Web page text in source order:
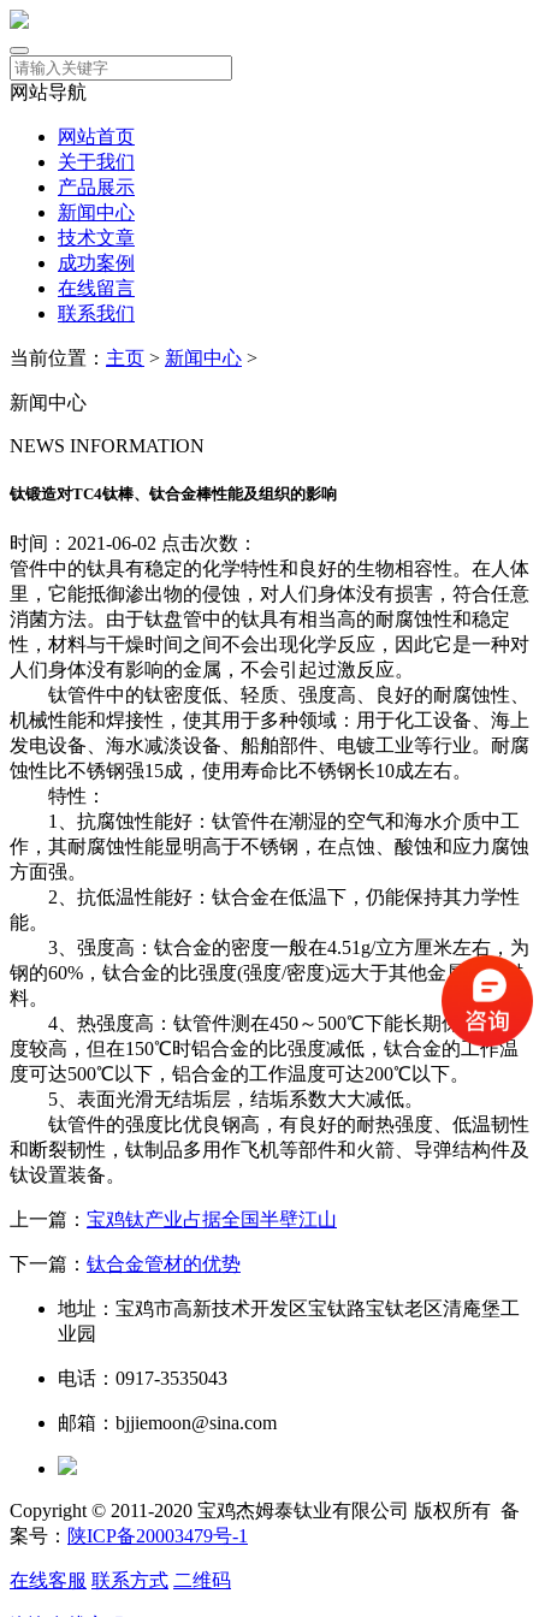
网站导航
网站首页
关于我们
产品展示
新闻中心
技术文章
成功案例
在线留言
联系我们
当前位置： 主页 > 新闻中心 >
新闻中心
NEWS INFORMATION
钛锻造对TC4钛棒、钛合金棒性能及组织的影响
时间：2021-06-02 点击次数：
管件中的钛具有稳定的化学特性和良好的生物相容性。在人体
里，它能抵御渗出物的侵蚀，对人们身体没有损害，符合任意
消菌方法。由于钛盘管中的钛具有相当高的耐腐蚀性和稳定
性，材料与干燥时间之间不会出现化学反应，因此它是一种对
人们身体没有影响的金属，不会引起过激反应。
钛管件中的钛密度低、轻质、强度高、良好的耐腐蚀性、
机械性能和焊接性，使其用于多种领域：用于化工设备、海上
发电设备、海水减淡设备、船舶部件、电镀工业等行业。耐腐
蚀性比不锈钢强15成，使用寿命比不锈钢长10成左右。
特性：
1、抗腐蚀性能好：钛管件在潮湿的空气和海水介质中工
作，其耐腐蚀性能显明高于不锈钢，在点蚀、酸蚀和应力腐蚀
方面强。
2、抗低温性能好：钛合金在低温下，仍能保持其力学性
能。
3、强度高：钛合金的密度一般在4.51g/立方厘米左右，为
钢的60%，钛合金的比强度(强度/密度)远大于其他金属结构材
料。
4、热强度高：钛管件测在450～500℃下能长期保持，强
度较高，但在150℃时铝合金的比强度减低，钛合金的工作温
度可达500℃以下，铝合金的工作温度可达200℃以下。
5、表面光滑无结垢层，结垢系数大大减低。
钛管件的强度比优良钢高，有良好的耐热强度、低温韧性
和断裂韧性，钛制品多用作飞机等部件和火箭、导弹结构件及
钛设置装备。
上一篇： 宝鸡钛产业占据全国半壁江山
下一篇： 钛合金管材的优势
地址：宝鸡市高新技术开发区宝钛路宝钛老区清庵堡工
业园
电话：0917-3535043
邮箱：bjjiemoon@sina.com
Copyright © 2011-2020 宝鸡杰姆泰钛业有限公司 版权所有 备
案号： 陕ICP备20003479号-1
在线客服 联系方式 二维码